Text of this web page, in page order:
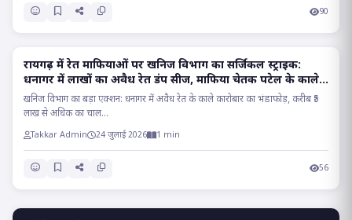
90
RAIGARH
रायगढ़ में रेत माफियाओं पर खनिज विभाग का सर्जिकल स्ट्राइक:
धनागर में लाखों का अवैध रेत डंप सीज, माफिया चेतक पटेल के काले
साम्राज्य पर प्रहार..
खनिज विभाग का बड़ा एक्शन: धनागर में अवैध रेत के काले कारोबार का भंडाफोड़, करीब ₹5
लाख से अधिक का चाल...
Takkar Admin 24 जुलाई 2026 1 min
56